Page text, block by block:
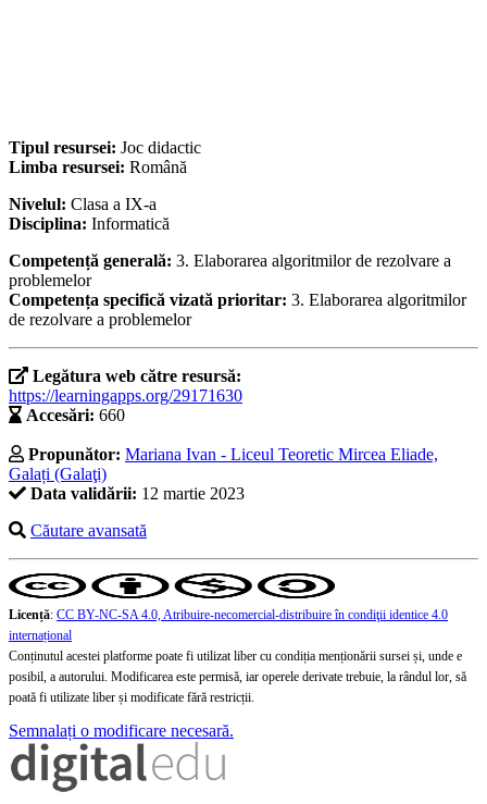
Tipul resursei: Joc didactic
Limba resursei: Română
Nivelul: Clasa a IX-a
Disciplina: Informatică
Competență generală: 3. Elaborarea algoritmilor de rezolvare a
problemelor
Competența specifică vizată prioritar: 3. Elaborarea algoritmilor
de rezolvare a problemelor
Legătura web către resursă:
https://learningapps.org/29171630
Accesări: 660
Propunător: Mariana Ivan - Liceul Teoretic Mircea Eliade,
Galați (Galaţi)
Data validării: 12 martie 2023
Căutare avansată
Licență: CC BY-NC-SA 4.0, Atribuire-necomercial-distribuire în condiţii identice 4.0
internațional
Conținutul acestei platforme poate fi utilizat liber cu condiția menționării sursei și, unde e
posibil, a autorului. Modificarea este permisă, iar operele derivate trebuie, la rândul lor, să
poată fi utilizate liber și modificate fără restricții.
Semnalați o modificare necesară.